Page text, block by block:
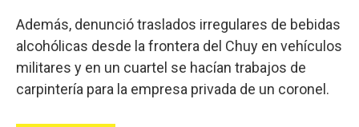
Además, denunció traslados irregulares de bebidas
alcohólicas desde la frontera del Chuy en vehículos
militares y en un cuartel se hacían trabajos de
carpintería para la empresa privada de un coronel.